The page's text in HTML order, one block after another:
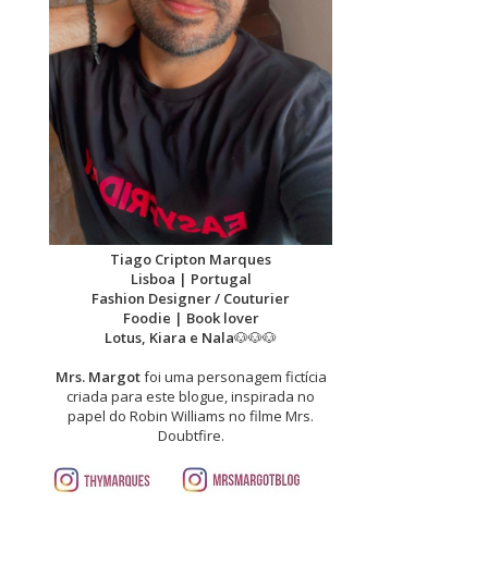
Tiago Cripton Marques
Lisboa | Portugal
Fashion Designer / Couturier
Foodie | Book lover
Lotus, Kiara e Nala🐶🐶🐶
Mrs. Margotfoi uma personagem fictícia
criada para este blogue, inspirada no
papel do Robin Williams no filme Mrs.
Doubtfire.